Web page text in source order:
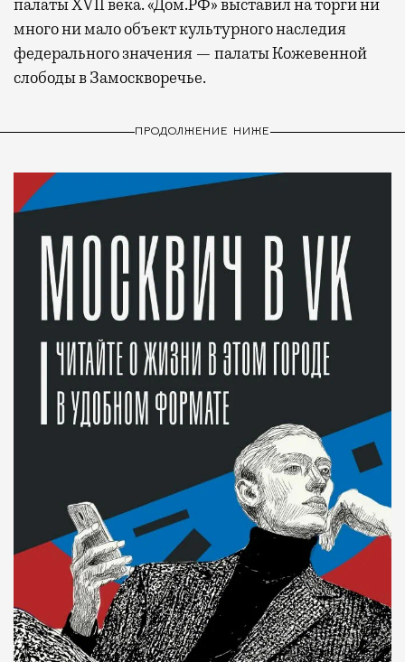
палаты XVII века. «Дом.РФ» выставил на торги ни
много ни мало объект культурного наследия
федерального значения — палаты Кожевенной
слободы в Замоскворечье.
ПРОДОЛЖЕНИЕ НИЖЕ